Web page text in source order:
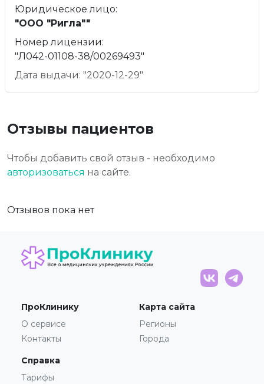
Юридическое лицо:
"ООО "Ригла""
Номер лицензии:
"Л042-01108-38/00269493"
Дата выдачи: "2020-12-29"
Отзывы пациентов
Чтобы добавить свой отзыв - необходимо
авторизоваться на сайте.
Отзывов пока нет
ПроКлинику
О сервисе
Контакты
Карта сайта
Регионы
Города
Справка
Тарифы